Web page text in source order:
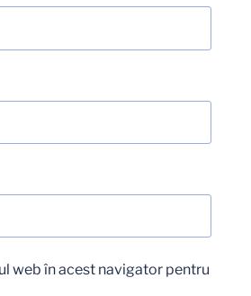
web în acest navigator pentru